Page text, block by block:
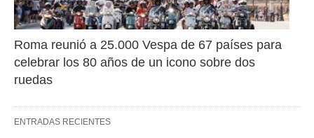
Roma reunió a 25.000 Vespa de 67 países para
celebrar los 80 años de un icono sobre dos
ruedas
ENTRADAS RECIENTES